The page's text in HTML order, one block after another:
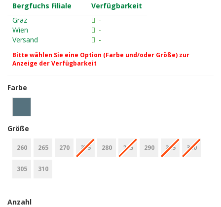
Bergfuchs Filiale
Verfügbarkeit
Graz
-
Wien
-
Versand
-
Bitte wählen Sie eine Option (Farbe und/oder Größe) zur
Anzeige der Verfügbarkeit
Farbe
Größe
260 265 270 275 280 285 290 295 300
305 310
Anzahl